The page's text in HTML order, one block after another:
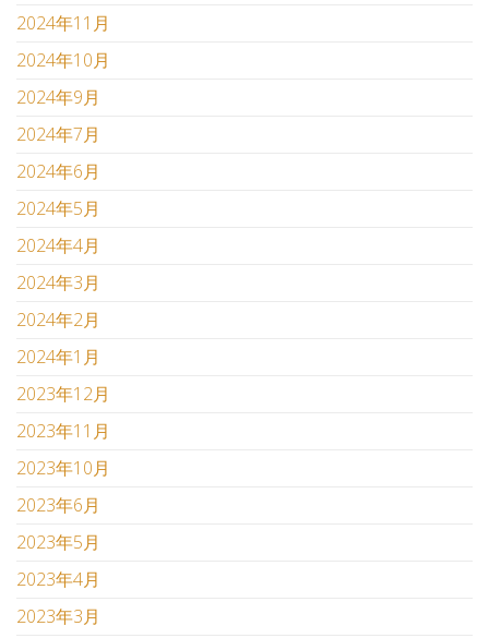
2024年11月
2024年10月
2024年9月
2024年7月
2024年6月
2024年5月
2024年4月
2024年3月
2024年2月
2024年1月
2023年12月
2023年11月
2023年10月
2023年6月
2023年5月
2023年4月
2023年3月